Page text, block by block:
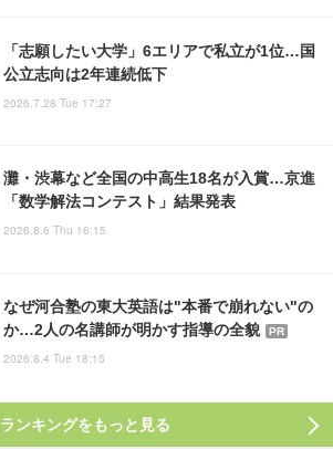
「志願したい大学」6エリアで私立が1位…国
公立志向は2年連続低下
2026.7.28 Tue 17:27
灘・渋幕など全国の中高生18名が入賞…京進
「数学解法コンテスト」結果発表
2026.8.6 Thu 16:15
なぜ河合塾の東大英語は"本番で崩れない"の
か…2人の名講師が明かす指導の全貌
PR
2026.8.4 Tue 18:15
ランキングをもっと見る